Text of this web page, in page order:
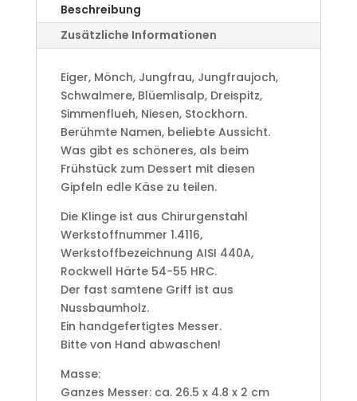
Beschreibung
Zusätzliche Informationen
Eiger, Mönch, Jungfrau, Jungfraujoch,
Schwalmere, Blüemlisalp, Dreispitz,
Simmenflueh, Niesen, Stockhorn.
Berühmte Namen, beliebte Aussicht.
Was gibt es schöneres, als beim
Frühstück zum Dessert mit diesen
Gipfeln edle Käse zu teilen.
Die Klinge ist aus Chirurgenstahl
Werkstoffnummer 1.4116,
Werkstoffbezeichnung AISI 440A,
Rockwell Härte 54-55 HRC.
Der fast samtene Griff ist aus
Nussbaumholz.
Ein handgefertigtes Messer.
Bitte von Hand abwaschen!
Masse:
Ganzes Messer: ca. 26.5 x 4.8 x 2 cm